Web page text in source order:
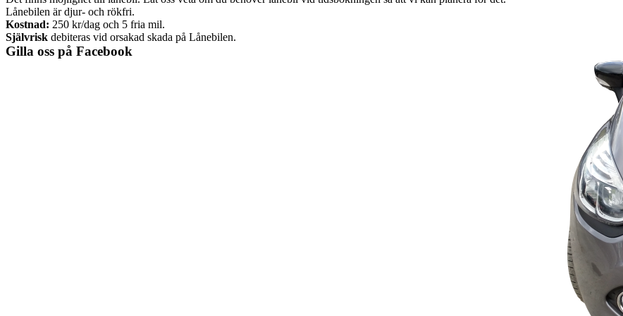
Lånebilen är djur- och rökfri.
Kostnad: 250 kr/dag och 5 fria mil.
Självrisk debiteras vid orsakad skada på Lånebilen.
Gilla oss på Facebook